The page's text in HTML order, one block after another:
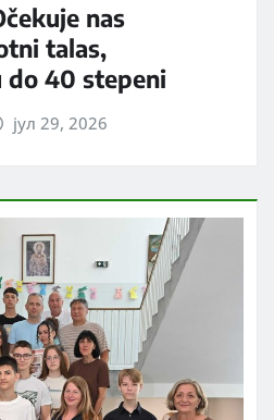
nas
talas,
40 stepeni
јул 29, 2026